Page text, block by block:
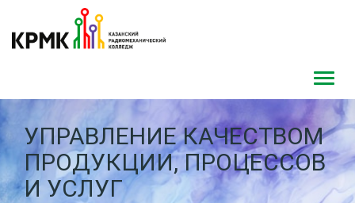
УПРАВЛЕНИЕ КАЧЕСТВОМ
ПРОДУКЦИИ, ПРОЦЕССОВ
И УСЛУГ